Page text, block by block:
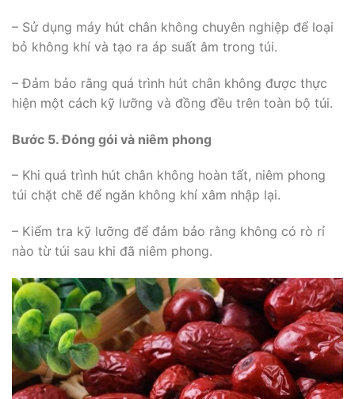
– Sử dụng máy hút chân không chuyên nghiệp để loại
bỏ không khí và tạo ra áp suất âm trong túi.
– Đảm bảo rằng quá trình hút chân không được thực
hiện một cách kỹ lưỡng và đồng đều trên toàn bộ túi.
Bước 5. Đóng gói và niêm phong
– Khi quá trình hút chân không hoàn tất, niêm phong
túi chặt chẽ để ngăn không khí xâm nhập lại.
– Kiểm tra kỹ lưỡng để đảm bảo rằng không có rò rỉ
nào từ túi sau khi đã niêm phong.